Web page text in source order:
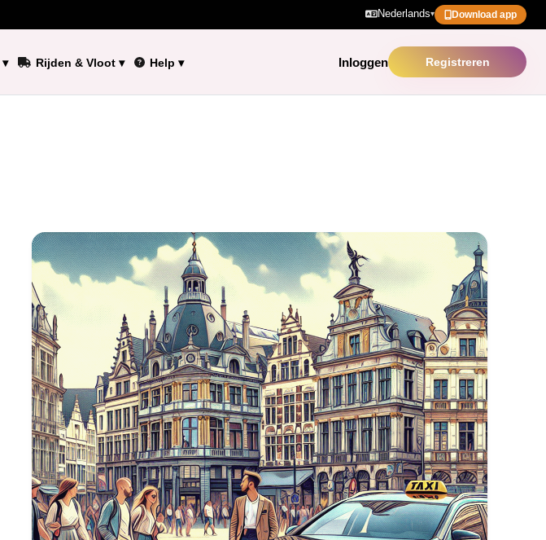
Nederlands▾ Download app
▾ Rijden & Vloot ▾ Help ▾ Inloggen Registreren